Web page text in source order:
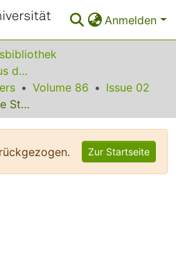
Anmelden
Sonstige Volltexte aus dem Bibliotheksangebot
Volume 86
Issue 02
Probing Chromosome Structure with Dynamic Force Relaxation
Zur Startseite